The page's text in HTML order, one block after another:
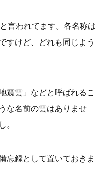
言われてます。各名称は
すけど、どれも同じよう
震雲」などと呼ばれるこ
な名前の雲はありませ
。
忘録として置いておきま